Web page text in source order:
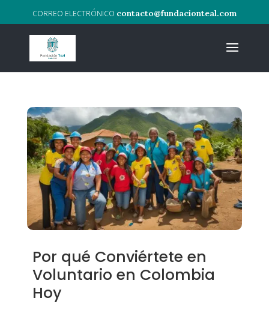
contacto@fundacionteal.com
Por qué Conviértete en
Voluntario en Colombia
Hoy